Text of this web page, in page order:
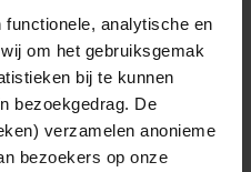
analytische en
om het gebruiksgemak
bij te kunnen
bezoekgedrag. De
verzamelen anonieme
bezoekers op onze